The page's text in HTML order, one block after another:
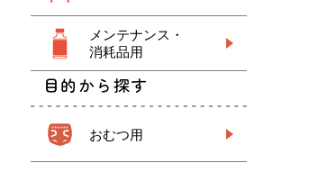
メンテナンス・
消耗品用
目的から探す
おむつ用